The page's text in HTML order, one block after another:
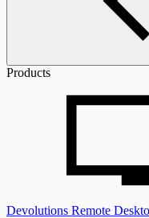
Products
Devolutions Remote